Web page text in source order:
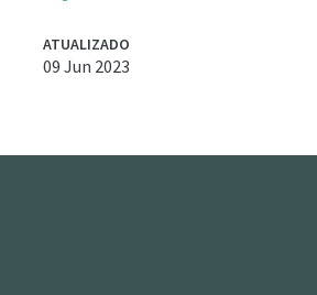
ATUALIZADO
09 Jun 2023